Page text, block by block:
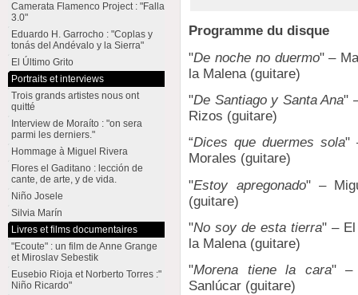
Programme du disque
"De noche no duermo" –
la Malena (guitare)
"De Santiago y Santa Ana"
Rizos (guitare)
“Dices que duermes sola"
Morales (guitare)
"Estoy apregonado" –
(guitare)
"No soy de esta tierra" – El
la Malena (guitare)
"Morena tiene la cara" –
Sanlúcar (guitare)
Camerata Flamenco Project : "Falla
3.0"
Eduardo H. Garrocho : "Coplas y
tonás del Andévalo y la Sierra"
El Último Grito
Portraits et interviews
Trois grands artistes nous ont
quitté
Interview de Moraíto : "on sera
parmi les derniers."
Hommage à Miguel Rivera
Flores el Gaditano : lección de
cante, de arte, y de vida.
Niño Josele
Silvia Marín
Livres et films documentaires
"Ecoute" : un film de Anne Grange
et Miroslav Sebestik
Eusebio Rioja et Norberto Torres :"
Niño Ricardo"